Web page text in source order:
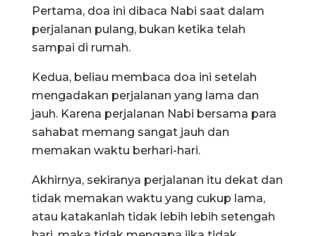
Pertama, doa ini dibaca Nabi saat dalam
perjalanan pulang, bukan ketika telah
sampai di rumah.
Kedua, beliau membaca doa ini setelah
mengadakan perjalanan yang lama dan
jauh. Karena perjalanan Nabi bersama para
sahabat memang sangat jauh dan
memakan waktu berhari-hari.
Akhirnya, sekiranya perjalanan itu dekat dan
tidak memakan waktu yang cukup lama,
atau katakanlah tidak lebih lebih setengah